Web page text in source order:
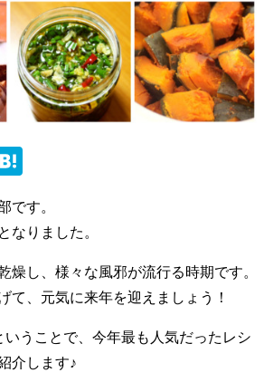
Li
e
n
a
です。
なりました。
燥し、様々な風邪が流行る時期です。
て、元気に来年を迎えましょう！
いうことで、今年最も人気だったレシ
介します♪